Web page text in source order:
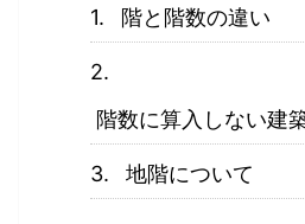
階と階数の違い
階数に算入しない建
地階について